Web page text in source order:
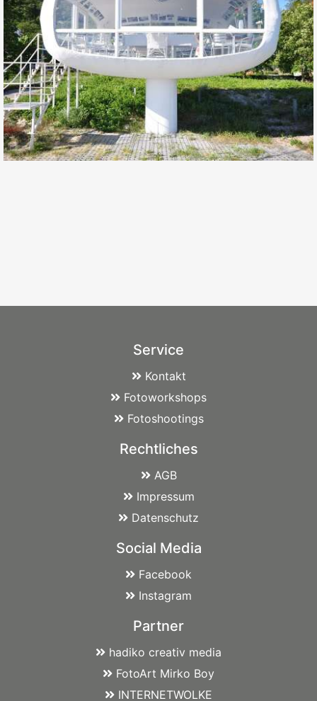
Service
Kontakt
Fotoworkshops
Fotoshootings
Rechtliches
AGB
Impressum
Datenschutz
Social Media
Facebook
Instagram
Partner
hadiko creativ media
FotoArt Mirko Boy
INTERNETWOLKE